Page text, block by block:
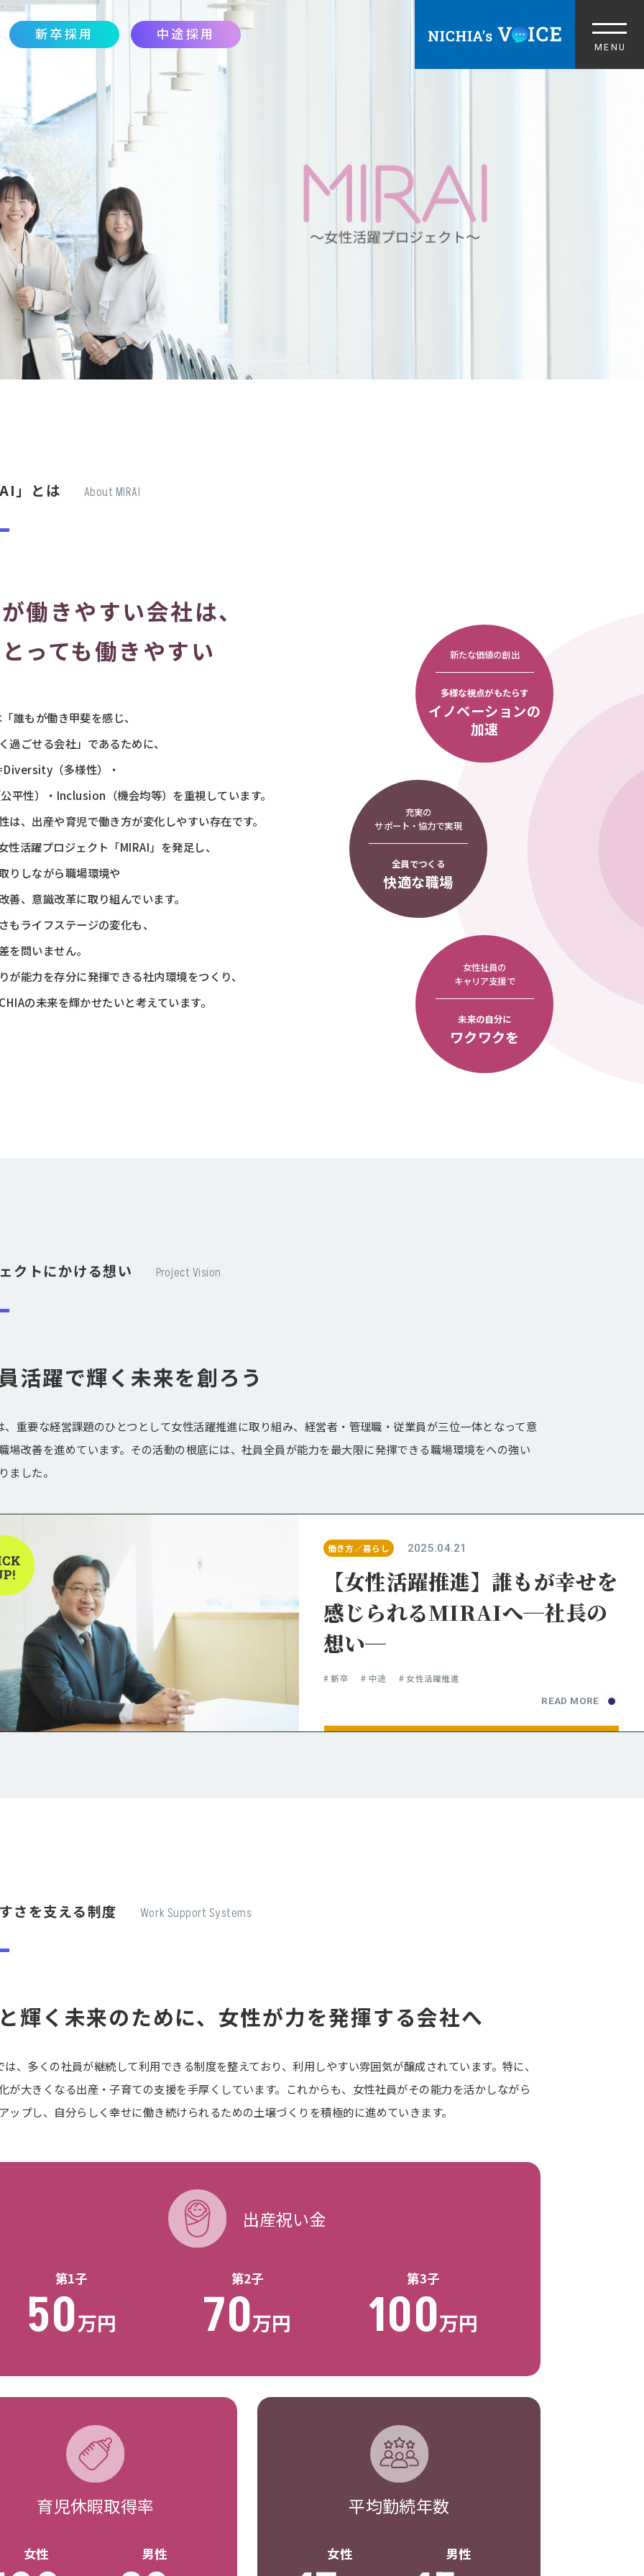
」とは About MIRAI
働きやすい会社は、
っても働きやすい
誰もが働き甲斐を感じ、
過ごせる会社」であるために、
Diversity（多様性）・
平性）・Inclusion（機会均等）を重視しています。
は、出産や育児で働き方が変化しやすい存在です。
性活躍プロジェクト「MIRAI」を発足し、
りしながら職場環境や
善、意識改革に取り組んでいます。
もライフステージの変化も、
を問いません。
が能力を存分に発揮できる社内環境をつくり、
の未来を輝かせたいと考えています。
新たな価値の創出
多様な視点がもたらす
イノベーションの
加速
充実の
サポート・協力で実現
全員でつくる
快適な職場
女性社員の
キャリア支援で
未来の自分に
ワクワクを
クトにかける想い Project Vision
活躍で輝く未来を創ろう
重要な経営課題のひとつとして女性活躍推進に取り組み、経営者・管理職・従業員が三位一体となって意
場改善を進めています。その活動の根底には、社員全員が能力を最大限に発揮できる職場環境をへの強い
ました。
働き方／暮らし 2025.04.21
【女性活躍推進】誰もが幸せを
感じられるMIRAIへ─社長の
想い─
# 新卒 # 中途 # 女性活躍推進
READ MORE
さを支える制度 Work Support Systems
輝く未来のために、女性が力を発揮する会社へ
、多くの社員が継続して利用できる制度を整えており、利用しやすい雰囲気が醸成されています。特に、
が大きくなる出産・子育ての支援を手厚くしています。これからも、女性社員がその能力を活かしながら
ップし、自分らしく幸せに働き続けられるための土壌づくりを積極的に進めていきます。
出産祝い金
第1子
50万円
第2子
70万円
第3子
100万円
育児休暇取得率
女性 男性
平均勤続年数
女性 男性
新卒採用 中途採用
ケジュール
ンシップ
紹介
ュール
CORPORATE SITE